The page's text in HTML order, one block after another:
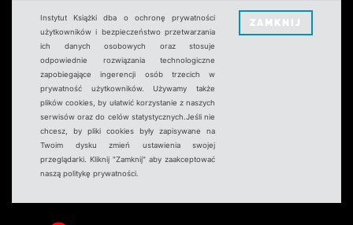
Instytut Książki dba o ochronę prywatności
użytkowników i bezpieczeństwo przetwarzania
ich danych osobowych oraz stosuje
odpowiednie rozwiązania technologiczne
zapobiegające ingerencji osób trzecich w
prywatność użytkowników. Używamy także
plików cookies, by ułatwić korzystanie z naszych
serwisów oraz do celów statystycznych.Jeśli nie
chcesz, by pliki cookies były zapisywane na
Twoim dysku zmień ustawienia swojej
przeglądarki. Kliknij "Zamknij" aby zaakceptować
naszą politykę prywatności.
ZAMKNIJ